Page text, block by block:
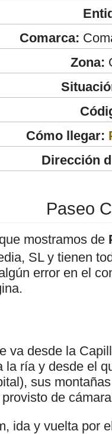
Comarca:
Zona:
Cómo llegar:
Dirección
Paseo
mostramos de
SL y tienen
error en el
va desde la
la ría y desde el
sus
de
ida y vuelta por